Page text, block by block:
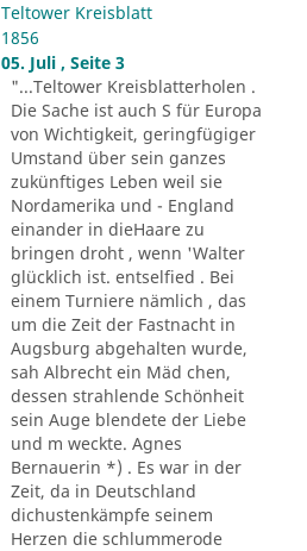
Teltower Kreisblatt
1856
05. Juli , Seite 3
"...Teltower Kreisblatterholen .
Die Sache ist auch S für Europa
von Wichtigkeit, geringfügiger
Umstand über sein ganzes
zukünftiges Leben weil sie
Nordamerika und - England
einander in dieHaare zu
bringen droht , wenn 'Walter
glücklich ist. entselfied . Bei
einem Turniere nämlich , das
um die Zeit der Fastnacht in
Augsburg abgehalten wurde,
sah Albrecht ein Mäd chen,
dessen strahlende Schönheit
sein Auge blendete der Liebe
und m weckte. Agnes
Bernauerin *) . Es war in der
Zeit, da in Deutschland
dichustenkämpfe seinem
Herzen die schlummerode